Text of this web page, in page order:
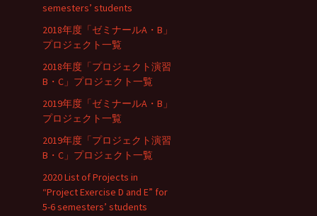
semesters’ students
2018年度「ゼミナールA・B」
プロジェクト一覧
2018年度「プロジェクト演習
B・C」プロジェクト一覧
2019年度「ゼミナールA・B」
プロジェクト一覧
2019年度「プロジェクト演習
B・C」プロジェクト一覧
2020 List of Projects in
“Project Exercise D and E” for
5-6 semesters’ students